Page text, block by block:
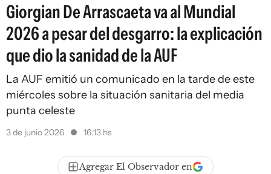
Giorgian De Arrascaeta va al Mundial
2026 a pesar del desgarro: la explicación
que dio la sanidad de la AUF
La AUF emitió un comunicado en la tarde de este
miércoles sobre la situación sanitaria del media
punta celeste
3 de junio 2026 16:13 hs
Agregar El Observador en